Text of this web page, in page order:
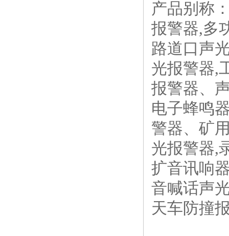
产品别称
报警器,多
路道口声
光报警器,
报警器、
电子蜂鸣
警器、矿
光报警器,
扩音讯响
音喊话声
天车防撞